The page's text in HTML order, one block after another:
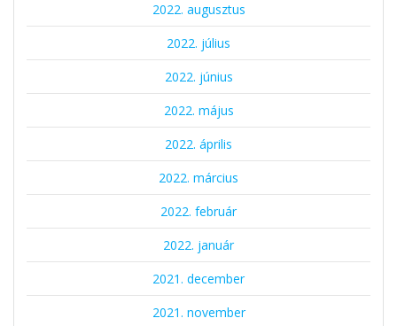
2022. augusztus
2022. július
2022. június
2022. május
2022. április
2022. március
2022. február
2022. január
2021. december
2021. november